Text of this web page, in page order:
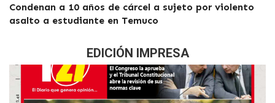
Condenan a 10 años de cárcel a sujeto por violento
asalto a estudiante en Temuco
EDICIÓN IMPRESA